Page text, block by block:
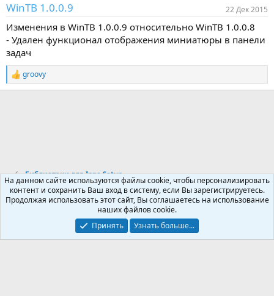
к
ц
и
и
:
WinTB 1.0.0.9 22 Дек 2015
Изменения в WinTB 1.0.0.9 относительно WinTB 1.0.0.8
- Удален функционал отображения миниатюры в панели
задач
Р
е
groovy
Библиотеки для Inno Setup
Russian (RU)
Условия и правила
Политика конфиденциальности
Помощь
На данном сайте используются файлы cookie, чтобы персонализировать
контент и сохранить Ваш вход в систему, если Вы зарегистрируетесь.
Продолжая использовать этот сайт, Вы соглашаетесь на использование
наших файлов cookie.
Принять
Узнать больше...